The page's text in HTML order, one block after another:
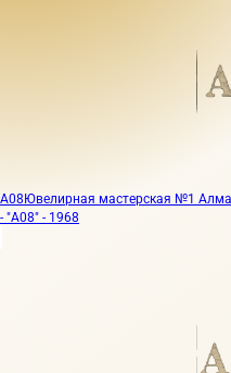
А08Ювелирная мастерская №1
- "А08" - 1968